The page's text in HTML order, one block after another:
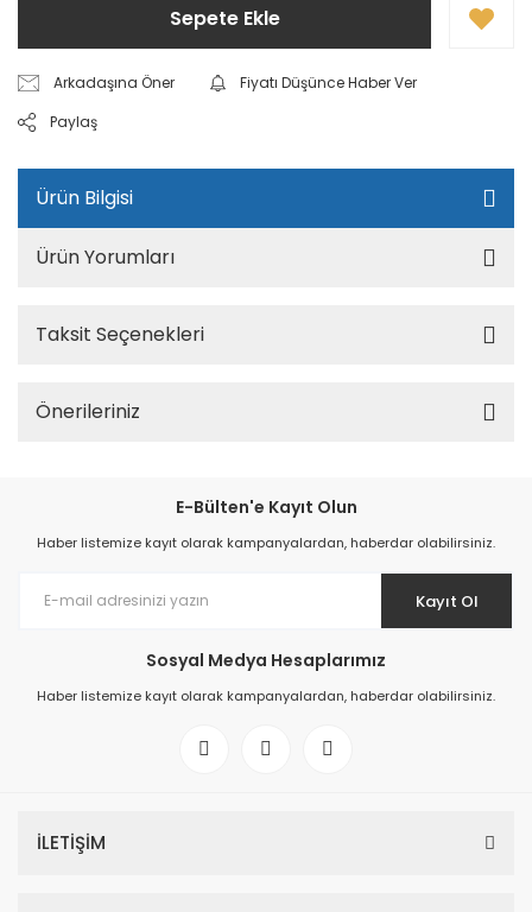
Sepete Ekle
Arkadaşına Öner
Fiyatı Düşünce Haber Ver
Paylaş
Ürün Bilgisi
Ürün Yorumları
Taksit Seçenekleri
Önerileriniz
E-Bülten'e Kayıt Olun
Haber listemize kayıt olarak kampanyalardan, haberdar olabilirsiniz.
Kayıt Ol
Sosyal Medya Hesaplarımız
Haber listemize kayıt olarak kampanyalardan, haberdar olabilirsiniz.
İLETİŞİM